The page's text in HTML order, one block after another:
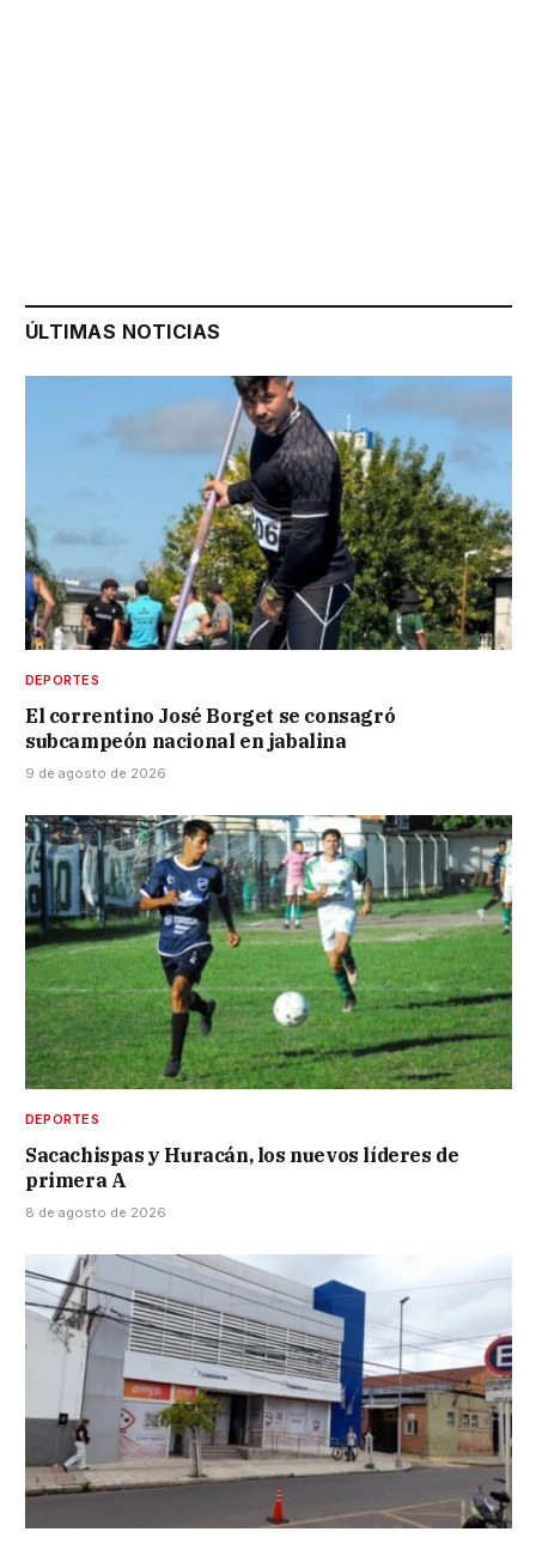
ÚLTIMAS NOTICIAS
DEPORTES
El correntino José Borget se consagró
subcampeón nacional en jabalina
9 de agosto de 2026
DEPORTES
Sacachispas y Huracán, los nuevos líderes de
primera A
8 de agosto de 2026